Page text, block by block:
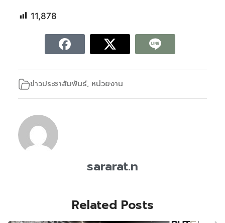
11,878
ข่าวประชาสัมพันธ์, หน่วยงาน
sararat.n
Related Posts